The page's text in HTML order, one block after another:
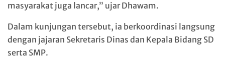
masyarakat juga lancar,” ujar Dhawam.
Dalam kunjungan tersebut, ia berkoordinasi langsung
dengan jajaran Sekretaris Dinas dan Kepala Bidang SD
serta SMP.